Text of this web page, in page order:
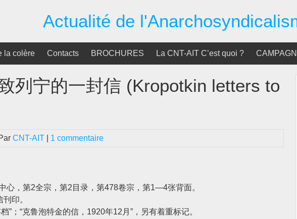
Actualité de
la colère Contacts BROCHURES La CNT-AIT C’est quoi ?
列宁的一封信 (Kropotkin letters to
CNT-AIT 1 commentaire
，第2全宗，第2目录，第478卷宗，第1—4张背面。
印。
“克鲁泡特金的信，1920年12月”，另有着重标记。